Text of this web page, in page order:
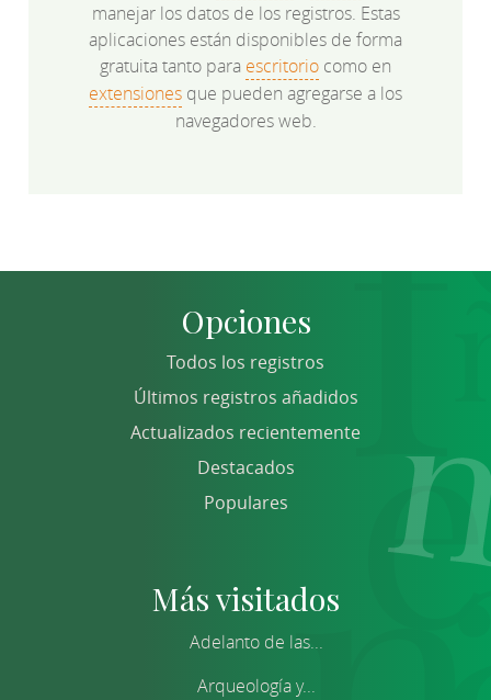
manejar los datos de los registros. Estas
aplicaciones están disponibles de forma
gratuita tanto para escritorio como en
extensiones que pueden agregarse a los
navegadores web.
Opciones
Todos los registros
Últimos registros añadidos
Actualizados recientemente
Destacados
Populares
Más visitados
Adelanto de las...
Arqueología y...